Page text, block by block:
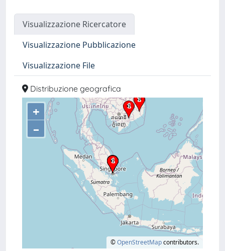
Visualizzazione Ricercatore
Visualizzazione Pubblicazione
Visualizzazione File
Distribuzione geografica
+
–
©OpenStreetMapcontributors.